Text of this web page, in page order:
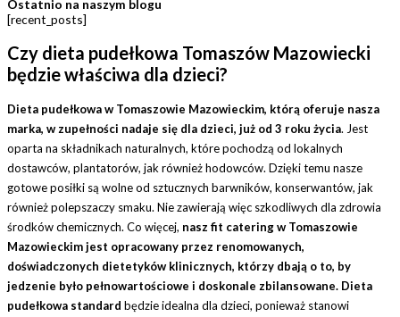
Ostatnio na naszym blogu
[recent_posts]
Czy dieta pudełkowa Tomaszów Mazowiecki
będzie właściwa dla dzieci?
Dieta pudełkowa w Tomaszowie Mazowieckim, którą oferuje nasza
marka, w zupełności nadaje się dla dzieci, już od 3 roku życia. Jest
oparta na składnikach naturalnych, które pochodzą od lokalnych
dostawców, plantatorów, jak również hodowców. Dzięki temu nasze
gotowe posiłki są wolne od sztucznych barwników, konserwantów, jak
również polepszaczy smaku. Nie zawierają więc szkodliwych dla zdrowia
środków chemicznych. Co więcej, nasz fit catering w Tomaszowie
Mazowieckim jest opracowany przez renomowanych,
doświadczonych dietetyków klinicznych, którzy dbają o to, by
jedzenie było pełnowartościowe i doskonale zbilansowane. Dieta
pudełkowa standard będzie idealna dla dzieci, ponieważ stanowi